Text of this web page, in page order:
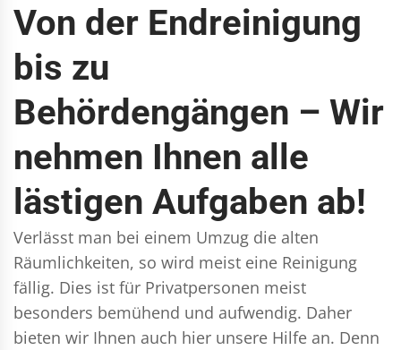
Von der Endreinigung
bis zu
Behördengängen – Wir
nehmen Ihnen alle
lästigen Aufgaben ab!
Verlässt man bei einem Umzug die alten
Räumlichkeiten, so wird meist eine Reinigung
fällig. Dies ist für Privatpersonen meist
besonders bemühend und aufwendig. Daher
bieten wir Ihnen auch hier unsere Hilfe an. Denn